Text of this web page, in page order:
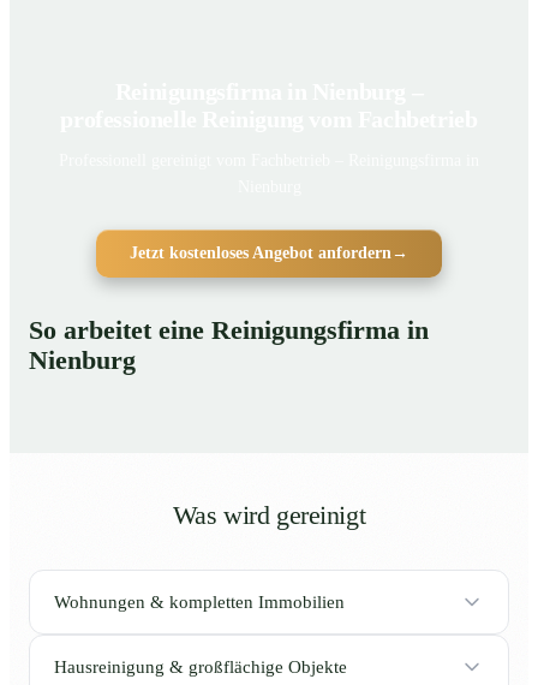
Jetzt kostenloses Angebot anfordern→
So arbeitet eine Reinigungsfirma in
Nienburg
Was wird gereinigt
Wohnungen & kompletten Immobilien
Hausreinigung & großflächige Objekte